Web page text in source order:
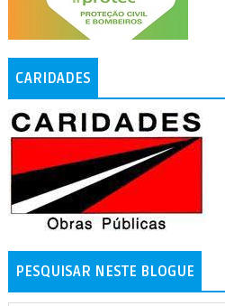
CARIDADES
PESQUISAR NESTE BLOGUE